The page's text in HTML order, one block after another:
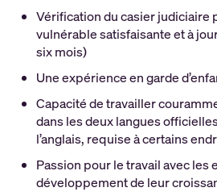
Vérification du casier judiciaire
vulnérable satisfaisante et à
six mois)
Une expérience en garde
Capacité de travailler
dans les deux langues
l’anglais, requise à certains
Passion pour le travail avec les
développement de leur